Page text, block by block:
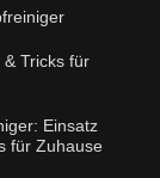
Tricks für
Einsatz
für Zuhause